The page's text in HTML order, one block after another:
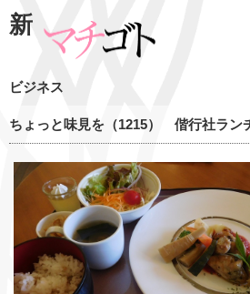
新
ビジネス
ちょっと味見を（1215） 偕行社ラン